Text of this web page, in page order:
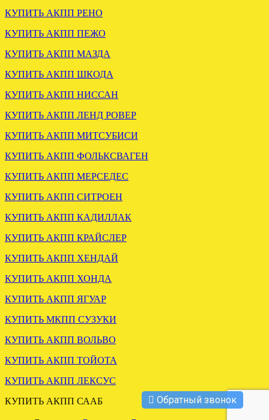
Установлена акпп Lexus IS
.
УСТАНОВЛЕНА МКПП
VW TRANSPORTER T5 2.5
4WD HNC
.
НИССАН КАШКАЙ 1.5
КУПИТЬ АКПП РЕНО
КУПИТЬ АКПП ПЕЖО
КУПИТЬ АКПП МАЗДА
КУПИТЬ АКПП ШКОДА
КУПИТЬ АКПП НИССАН
КУПИТЬ АКПП ЛЕНД РОВЕР
КУПИТЬ АКПП МИТСУБИСИ
КУПИТЬ АКПП ФОЛЬКСВАГЕН
КУПИТЬ АКПП МЕРСЕДЕС
КУПИТЬ АКПП СИТРОЕН
КУПИТЬ АКПП КАДИЛЛАК
КУПИТЬ АКПП КРАЙСЛЕР
КУПИТЬ АКПП ХЕНДАЙ
КУПИТЬ АКПП ХОНДА
КУПИТЬ АКПП ЯГУАР
КУПИТЬ МКПП СУЗУКИ
КУПИТЬ АКПП ВОЛЬВО
КУПИТЬ АКПП ТОЙОТА
КУПИТЬ АКПП ЛЕКСУС
КУПИТЬ АКПП СААБ
Обратный звонок